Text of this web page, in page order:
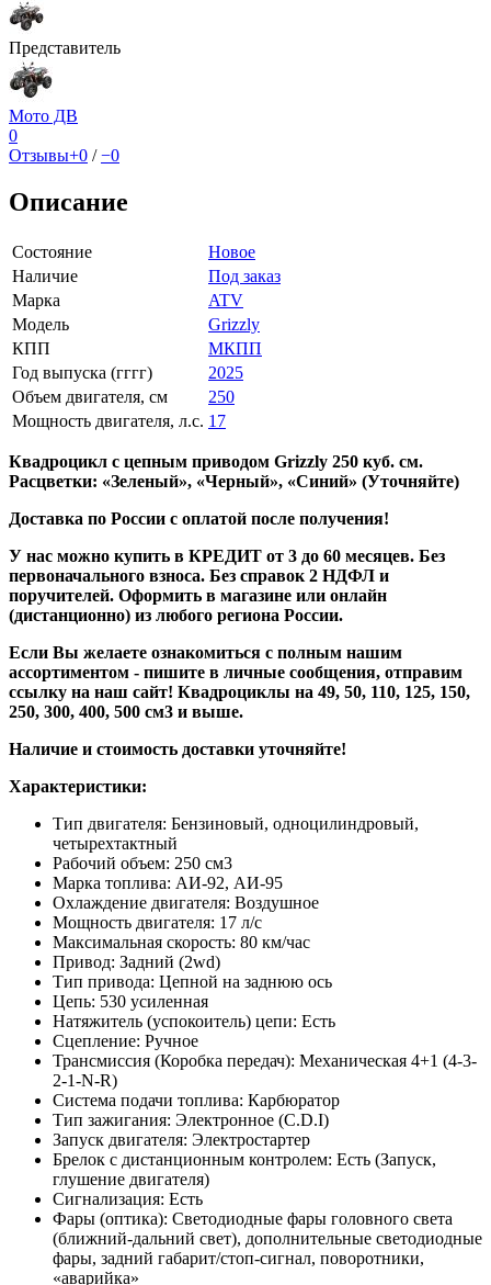
Представитель
Мото ДВ
0
Отзывы+0 /−0
Описание
Состояние
Новое
Наличие
Под заказ
Марка
ATV
Модель
Grizzly
КПП
МКПП
Год выпуска (гггг)
2025
Объем двигателя, см
250
Мощность двигателя, л.с. 17
Квадроцикл с цепным приводом Grizzly 250 куб. см.
Расцветки: «Зеленый», «Черный», «Синий» (Уточняйте)
Доставка по России с оплатой после получения!
У нас можно купить в КРЕДИТ от 3 до 60 месяцев. Без
первоначального взноса. Без справок 2 НДФЛ и
поручителей. Оформить в магазине или онлайн
(дистанционно) из любого региона России.
Если Вы желаете ознакомиться с полным нашим
ассортиментом - пишите в личные сообщения, отправим
ссылку на наш сайт! Квадроциклы на 49, 50, 110, 125, 150,
250, 300, 400, 500 см3 и выше.
Наличие и стоимость доставки уточняйте!
Характеристики:
Тип двигателя: Бензиновый, одноцилиндровый,
четырехтактный
Рабочий объем: 250 см3
Марка топлива: АИ-92, АИ-95
Охлаждение двигателя: Воздушное
Мощность двигателя: 17 л/с
Максимальная скорость: 80 км/час
Привод: Задний (2wd)
Тип привода: Цепной на заднюю ось
Цепь: 530 усиленная
Натяжитель (успокоитель) цепи: Есть
Сцепление: Ручное
Трансмиссия (Коробка передач): Механическая 4+1 (4-3-
2-1-N-R)
Система подачи топлива: Карбюратор
Тип зажигания: Электронное (C.D.I)
Запуск двигателя: Электростартер
Брелок с дистанционным контролем: Есть (Запуск,
глушение двигателя)
Сигнализация: Есть
Фары (оптика): Светодиодные фары головного света
(ближний-дальний свет), дополнительные светодиодные
фары, задний габарит/стоп-сигнал, поворотники,
«аварийка»